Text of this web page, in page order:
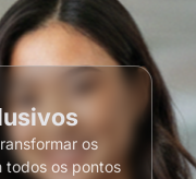
os
todos os pontos